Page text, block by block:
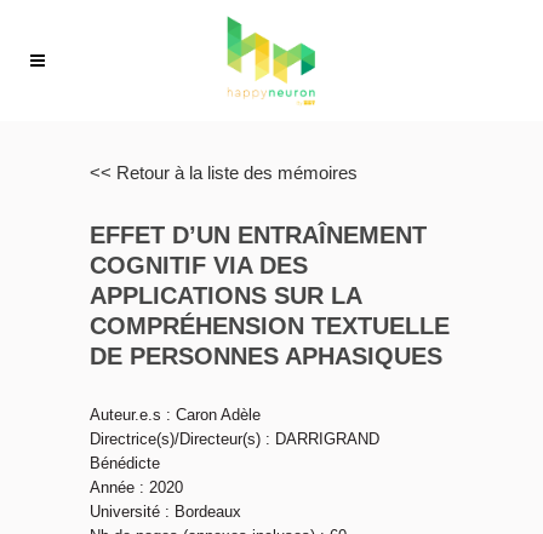
<< Retour à la liste des mémoires
EFFET D’UN ENTRAÎNEMENT
COGNITIF VIA DES
APPLICATIONS SUR LA
COMPRÉHENSION TEXTUELLE
DE PERSONNES APHASIQUES
Auteur.e.s : Caron Adèle
Directrice(s)/Directeur(s) : DARRIGRAND
Bénédicte
Année : 2020
Université : Bordeaux